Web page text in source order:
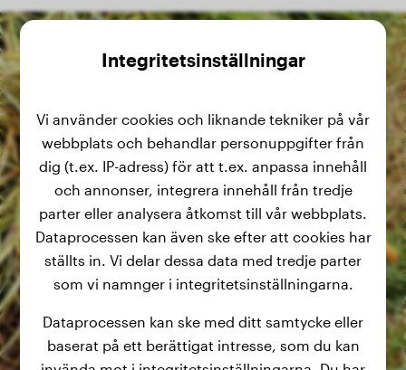
Integritetsinställningar
Vi använder cookies och liknande tekniker på vår
webbplats och behandlar personuppgifter från
dig (t.ex. IP-adress) för att t.ex. anpassa innehåll
och annonser, integrera innehåll från tredje
parter eller analysera åtkomst till vår webbplats.
Dataprocessen kan även ske efter att cookies har
ställts in. Vi delar dessa data med tredje parter
som vi namnger i integritetsinställningarna.
Dataprocessen kan ske med ditt samtycke eller
baserat på ett berättigat intresse, som du kan